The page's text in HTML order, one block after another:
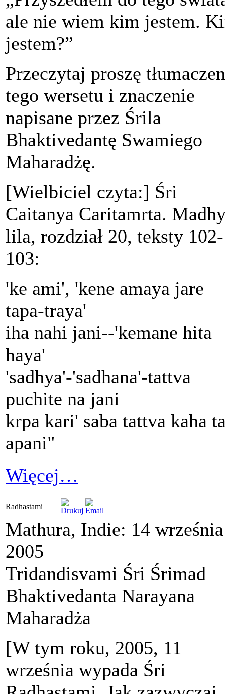
ale nie wiem kim jestem.
jestem?”
Przeczytaj proszę
tego wersetu i znaczenie
napisane przez Śrila
Bhaktivedantę Swamiego
Maharadżę.
[Wielbiciel czyta:] Śri
Caitanya Caritamrta.
lila, rozdział 20, teksty 102-
103:
'ke ami', 'kene amaya jare
tapa-traya'
iha nahi jani--'kemane hita
haya'
'sadhya'-'sadhana'-tattva
puchite na jani
krpa kari' saba tattva kaha
apani"
Więcej…
Radhastami
Mathura, Indie: 14 września
2005
Tridandisvami Śri Śrimad
Bhaktivedanta Narayana
Maharadża
[W tym roku, 2005, 11
września wypada Śri